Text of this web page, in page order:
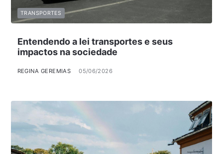
Entendendo a lei transportes e seus
impactos na sociedade
REGINA GEREMIAS 05/06/2026
TRANSPORTES